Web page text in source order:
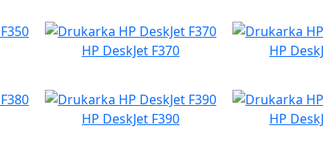
HP DeskJet F370 HP
HP DeskJet F390 HP